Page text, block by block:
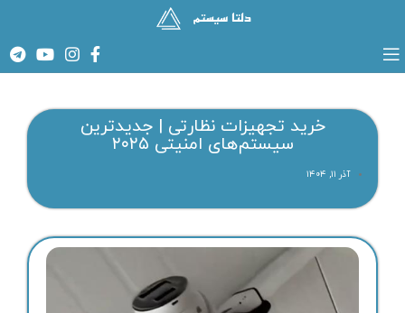
خرید تجهیزات نظارتی | جدیدترین
سیستم‌های امنیتی ۲۰۲۵
آذر ۱۱, ۱۴۰۴